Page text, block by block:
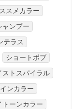
スメカラー
ャンプー
テラス
ショートボブ
ストスパイラル
ンカラー
トーンカラー